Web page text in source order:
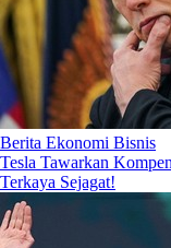
Berita Ekonomi Bisnis
Tesla Tawarkan
Terkaya Sejagat!